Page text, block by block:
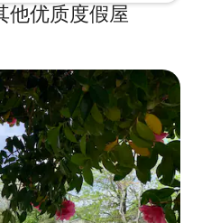
他优质度假屋